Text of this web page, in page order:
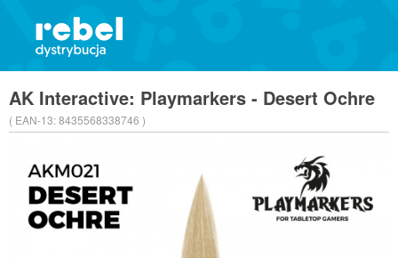
AK Interactive: Playmarkers - Desert Ochre
( EAN-13:8435568338746 )